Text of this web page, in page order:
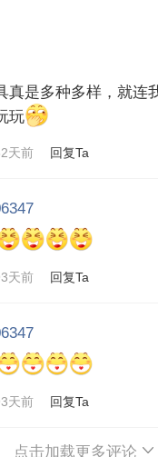
真是多种多样，就连
玩
天前 回复Ta
天前 回复Ta
天前 回复Ta
点击加载更多评论